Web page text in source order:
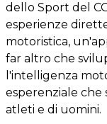
dello Sport del
esperienze
motoristica,
far altro che
l'intelligenza
esperenziale che
atleti e di uomini.